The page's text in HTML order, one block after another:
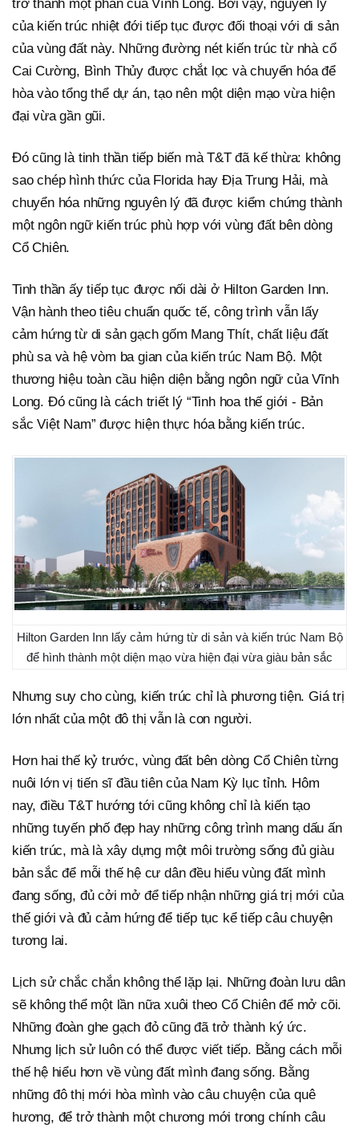
trở thành một phần của Vĩnh Long. Bởi vậy, nguyên lý
của kiến trúc nhiệt đới tiếp tục được đối thoại với di sản
của vùng đất này. Những đường nét kiến trúc từ nhà cổ
Cai Cường, Bình Thủy được chắt lọc và chuyển hóa để
hòa vào tổng thể dự án, tạo nên một diện mạo vừa hiện
đại vừa gần gũi.
Đó cũng là tinh thần tiếp biến mà T&T đã kế thừa: không
sao chép hình thức của Florida hay Địa Trung Hải, mà
chuyển hóa những nguyên lý đã được kiểm chứng thành
một ngôn ngữ kiến trúc phù hợp với vùng đất bên dòng
Cổ Chiên.
Tinh thần ấy tiếp tục được nối dài ở Hilton Garden Inn.
Vận hành theo tiêu chuẩn quốc tế, công trình vẫn lấy
cảm hứng từ di sản gạch gốm Mang Thít, chất liệu đất
phù sa và hệ vòm ba gian của kiến trúc Nam Bộ. Một
thương hiệu toàn cầu hiện diện bằng ngôn ngữ của Vĩnh
Long. Đó cũng là cách triết lý “Tinh hoa thế giới - Bản
sắc Việt Nam” được hiện thực hóa bằng kiến trúc.
Hilton Garden Inn lấy cảm hứng từ di sản và kiến trúc Nam Bộ
để hình thành một diện mạo vừa hiện đại vừa giàu bản sắc
Nhưng suy cho cùng, kiến trúc chỉ là phương tiện. Giá trị
lớn nhất của một đô thị vẫn là con người.
Hơn hai thế kỷ trước, vùng đất bên dòng Cổ Chiên từng
nuôi lớn vị tiến sĩ đầu tiên của Nam Kỳ lục tỉnh. Hôm
nay, điều T&T hướng tới cũng không chỉ là kiến tạo
những tuyến phố đẹp hay những công trình mang dấu ấn
kiến trúc, mà là xây dựng một môi trường sống đủ giàu
bản sắc để mỗi thế hệ cư dân đều hiểu vùng đất mình
đang sống, đủ cởi mở để tiếp nhận những giá trị mới của
thế giới và đủ cảm hứng để tiếp tục kể tiếp câu chuyện
tương lai.
Lịch sử chắc chắn không thể lặp lại. Những đoàn lưu dân
sẽ không thể một lần nữa xuôi theo Cổ Chiên để mở cõi.
Những đoàn ghe gạch đỏ cũng đã trở thành ký ức.
Nhưng lịch sử luôn có thể được viết tiếp. Bằng cách mỗi
thế hệ hiểu hơn về vùng đất mình đang sống. Bằng
những đô thị mới hòa mình vào câu chuyện của quê
hương, để trở thành một chương mới trong chính câu